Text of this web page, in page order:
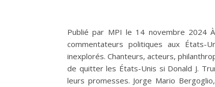
Publié par MPI le 14 novembre 2024
commentateurs politiques aux
inexplorés. Chanteurs, acteurs,
de quitter les États-Unis si Donald J.
leurs promesses. Jorge Mario